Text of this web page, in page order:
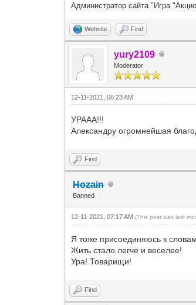
Администратор сайта "Игра
Website Find
yury2109
Moderator
12-11-2021, 06:23 AM
УРААА!!!
Александру огромнейшая
Find
Hozain
Banned
12-11-2021, 07:17 AM(This post was last
Я тоже присоединяюсь к
Жить стало легче и веселее!
Ура! Товарищи!
Find